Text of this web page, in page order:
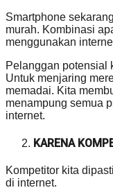
Smartphone
murah. Kombinasi
menggunakan
Pelanggan potensial
Untuk menjaring
memadai. Kita
menampung semua
internet.
KARENA
Kompetitor kita
di internet.